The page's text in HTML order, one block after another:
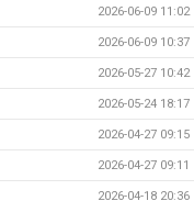
2026-06-09 11:02
2026-06-09 10:37
2026-05-27 10:42
2026-05-24 18:17
2026-04-27 09:15
2026-04-27 09:11
2026-04-18 20:36